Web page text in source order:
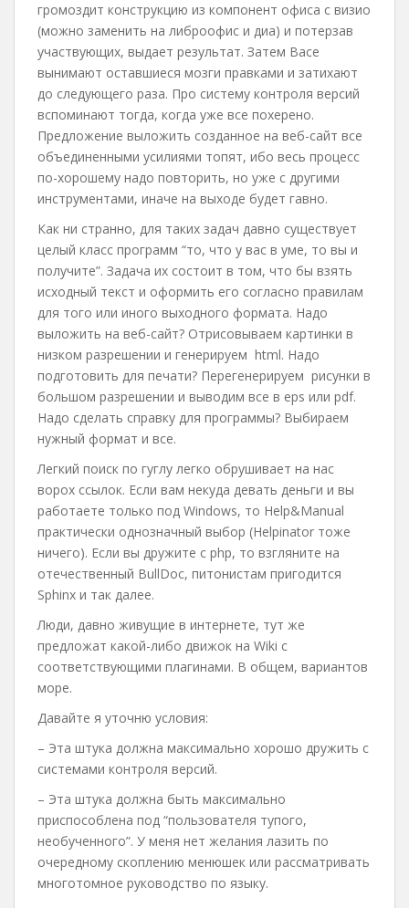
громоздит конструкцию из компонент офиса с визио
(можно заменить на либроофис и диа) и потерзав
участвующих, выдает результат. Затем Васе
вынимают оставшиеся мозги правками и затихают
до следующего раза. Про систему контроля версий
вспоминают тогда, когда уже все похерено.
Предложение выложить созданное на веб-сайт все
объединенными усилиями топят, ибо весь процесс
по-хорошему надо повторить, но уже с другими
инструментами, иначе на выходе будет гавно.
Как ни странно, для таких задач давно существует
целый класс программ “то, что у вас в уме, то вы и
получите”. Задача их состоит в том, что бы взять
исходный текст и оформить его согласно правилам
для того или иного выходного формата. Надо
выложить на веб-сайт? Отрисовываем картинки в
низком разрешении и генерируем html. Надо
подготовить для печати? Перегенерируем рисунки в
большом разрешении и выводим все в eps или pdf.
Надо сделать справку для программы? Выбираем
нужный формат и все.
Легкий поиск по гуглу легко обрушивает на нас
ворох ссылок. Если вам некуда девать деньги и вы
работаете только под Windows, то Help&Manual
практически однозначный выбор (Helpinator тоже
ничего). Если вы дружите с php, то взгляните на
отечественный BullDoc, питонистам пригодится
Sphinx и так далее.
Люди, давно живущие в интернете, тут же
предложат какой-либо движок на Wiki с
соответствующими плагинами. В общем, вариантов
море.
Давайте я уточню условия:
– Эта штука должна максимально хорошо дружить с
системами контроля версий.
– Эта штука должна быть максимально
приспособлена под “пользователя тупого,
необученного”. У меня нет желания лазить по
очередному скоплению менюшек или рассматривать
многотомное руководство по языку.